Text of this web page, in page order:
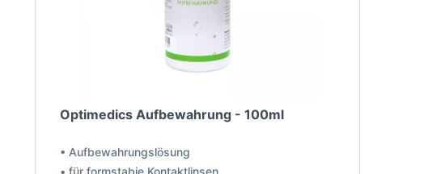
Optimedics Aufbewahrung - 100ml
• Aufbewahrungslösung
• für formstabie Kontaktlinsen